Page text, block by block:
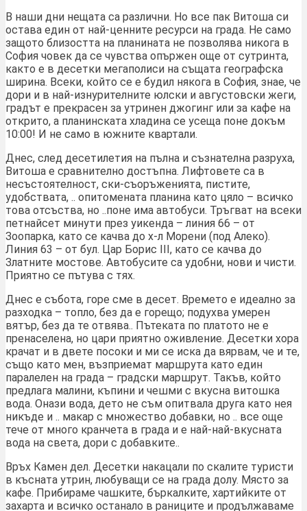
В наши дни нещата са различни. Но все пак Витоша си
остава един от най-ценните ресурси на града. Не само
защото близостта на планината не позволява никога в
София човек да се чувства опържен още от сутринта,
както е в десетки мегаполиси на същата географска
ширина. Всеки, който се е будил някога в София, знае, че
дори и в най-изнурителните юлски и августовски жеги,
градът е прекрасен за утринен джогинг или за кафе на
открито, а планинската хладина се усеща поне докъм
10:00! И не само в южните квартали.
Днес, след десетилетия на пълна и съзнателна разруха,
Витоша е сравнително достъпна. Лифтовете са в
несъстоятелност, ски-съоръженията, пистите,
удобствата, .. опитомената планина като цяло – всичко
това отсъства, но ..поне има автобуси. Тръгват на всеки
петнайсет минути през уикенда – линия 66 – от
Зоопарка, като се качва до х-л Морени (под Алеко).
Линия 63 – от бул. Цар Борис III, като се качва до
Златните мостове. Автобусите са удобни, нови и чисти.
Приятно се пътува с тях.
Днес е събота, горе сме в десет. Времето е идеално за
разходка – топло, без да е горещо; подухва умерен
вятър, без да те отвява.. Пътеката по платото не е
пренаселена, но цари приятно оживление. Десетки хора
крачат и в двете посоки и ми се иска да вярвам, че и те,
също като мен, възприемат маршрута като един
паралелен на града – градски маршрут. Такъв, който
предлага малини, къпини и чешми с вкусна витошка
вода. Онази вода, дето не съм опитвала друга като нея
никъде и .. макар с множество добавки, но .. все още
тече от много кранчета в града и е най-най-вкусната
вода на света, дори с добавките..
Връх Камен дел. Десетки накацали по скалите туристи
в късната утрин, любуващи се на града долу. Място за
кафе. Прибираме чашките, бъркалките, хартийките от
захарта и всичко останало в раниците и продължаваме